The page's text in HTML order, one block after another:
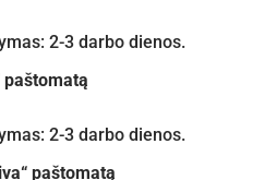
2-3 darbo dienos.
paštomatą
2-3 darbo dienos.
paštomatą